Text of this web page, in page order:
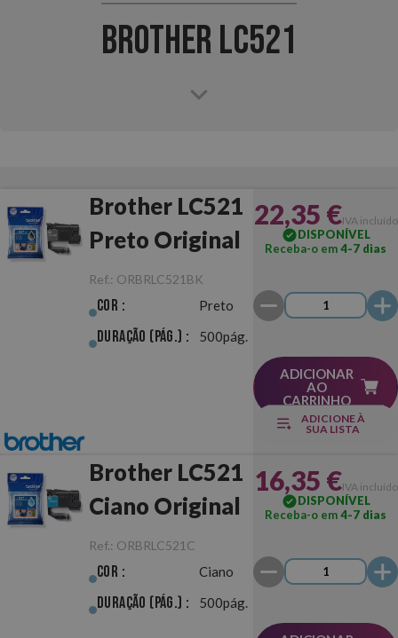
Brother LC521
Brother LC521
Preto Original
Ref.: ORBRLC521BK
Cor : Preto
Duração (pág.) : 500pág.
22,35 €IVA incluído
DISPONÍVEL
Receba-o em4-7 dias
ADICIONAR
AO
CARRINHO
ADICIONE À
SUA LISTA
Brother LC521
Ciano Original
Ref.: ORBRLC521C
Cor : Ciano
Duração (pág.) : 500pág.
16,35 €IVA incluído
DISPONÍVEL
Receba-o em4-7 dias